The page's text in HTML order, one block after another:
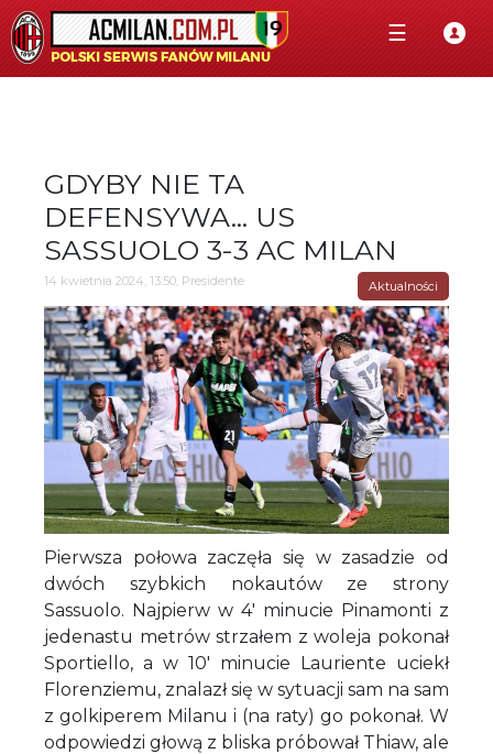
☰
GDYBY NIE TA
DEFENSYWA... US
SASSUOLO 3-3 AC MILAN
14 kwietnia 2024, 13:50, Presidente Aktualności
Pierwsza połowa zaczęła się w zasadzie od
dwóch szybkich nokautów ze strony
Sassuolo. Najpierw w 4' minucie Pinamonti z
jedenastu metrów strzałem z woleja pokonał
Sportiello, a w 10' minucie Lauriente uciekł
Florenziemu, znalazł się w sytuacji sam na sam
z golkiperem Milanu i (na raty) go pokonał. W
odpowiedzi głową z bliska próbował Thiaw, ale